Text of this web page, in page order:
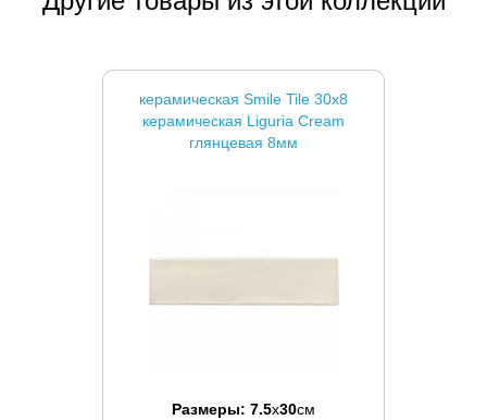
керамическая Smile Tile 30x8
керамическая Liguria Cream
глянцевая 8мм
Размеры: 7.5x30см